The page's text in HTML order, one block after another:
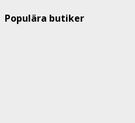
Populära butiker